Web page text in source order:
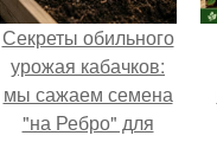
Секреты обильного
урожая кабачков:
мы сажаем семена
"на Ребро" для